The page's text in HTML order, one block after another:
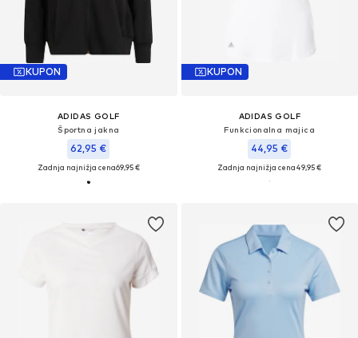
KUPON
ADIDAS GOLF
Športna jakna
62,95 €
Zadnja najnižja cena69,95 €
KUPON
ADIDAS GOLF
Funkcionalna majica
44,95 €
Zadnja najnižja cena49,95 €